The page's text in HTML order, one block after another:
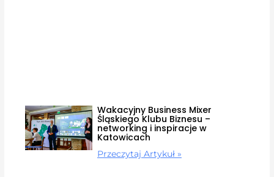
Wakacyjny Business Mixer
Śląskiego Klubu Biznesu –
networking i inspiracje w
Katowicach
Przeczytaj Artykuł »